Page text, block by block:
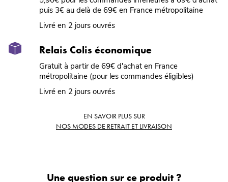
puis 3€ au delà de 69€ en France métropolitaine
Livré en 2 jours ouvrés
Relais Colis économique
Gratuit à partir de 69€ d'achat en France
métropolitaine (pour les commandes éligibles)
Livré en 2 jours ouvrés
EN SAVOIR PLUS SUR
NOS MODES DE RETRAIT ET LIVRAISON
Une question sur ce produit ?